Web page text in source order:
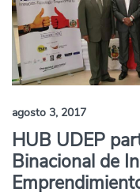
agosto 3, 2017
HUB UDEP
Binacional de